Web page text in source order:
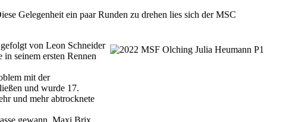
Gelegenheit ein paar Runden zu drehen lies sich der MSC
von Leon Schneider
seinem ersten Rennen
mit der
und wurde 17.
und mehr abtrocknete
gewann. Maxi Brix